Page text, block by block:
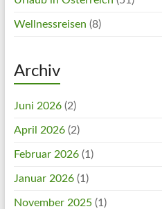
Wellnessreisen (8)
Archiv
Juni 2026(2)
April 2026(2)
Februar 2026(1)
Januar 2026(1)
November 2025(1)